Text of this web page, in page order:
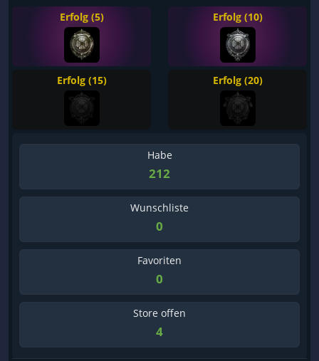
Erfolg (5) Erfolg (10)
Erfolg (15) Erfolg (20)
Habe
212
Wunschliste
0
Favoriten
0
Store offen
4